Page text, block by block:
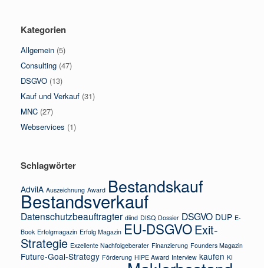
Kategorien
Allgemein (5)
Consulting (47)
DSGVO (13)
Kauf und Verkauf (31)
MNC (27)
Webservices (1)
Schlagwörter
AdvilA Auszeichnung Award Bestandskauf
Bestandsverkauf
Datenschutzbeauftragter diind DISQ Dossier DSGVO DUP E-
Book Erfolgmagazin Erfolg Magazin EU-DSGVOExit-
Strategie Exzellente Nachfolgeberater Finanzierung Founders Magazin
Future-Goal-Strategy Förderung HIPE Award Interview kaufen KI